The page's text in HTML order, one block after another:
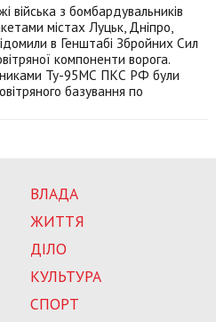
війська з бомбардувальників
містах Луцьк, Дніпро,
в Генштабі Збройних Сил
компоненти ворога.
Ту-95МС ПКС РФ були
базування по
ВЛАДА
ЖИТТЯ
ДІЛО
КУЛЬТУРА
СПОРТ